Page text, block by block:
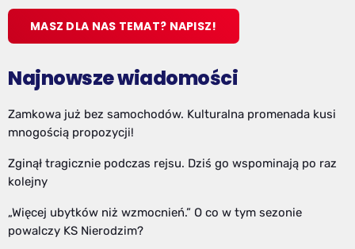
MASZ DLA NAS TEMAT? NAPISZ!
Najnowsze wiadomości
Zamkowa już bez samochodów. Kulturalna promenada kusi
mnogością propozycji!
Zginął tragicznie podczas rejsu. Dziś go wspominają po raz
kolejny
„Więcej ubytków niż wzmocnień.” O co w tym sezonie
powalczy KS Nierodzim?